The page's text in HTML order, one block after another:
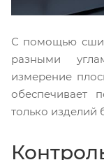
С помощью
разными
измерение
обеспечивает
только изделий